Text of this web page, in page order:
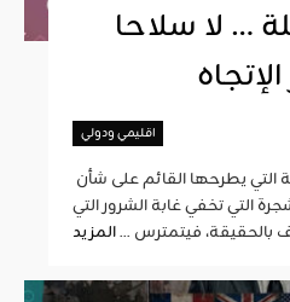
… لا سلاحا
اقليمي ودولي
التي تخفي غابة الشرور التي
فيتمترس ...